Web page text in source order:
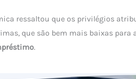
ressaltou que os privilégios
que são bem mais baixas para
.